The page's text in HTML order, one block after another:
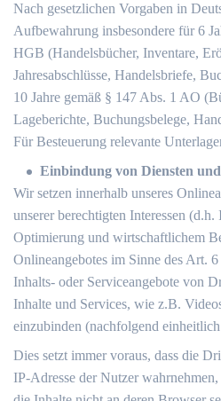
Nach gesetzlichen Vorgaben in
Aufbewahrung insbesondere für 6
HGB (Handelsbücher, Inventare,
Jahresabschlüsse, Handelsbriefe,
10 Jahre gemäß § 147 Abs. 1 AO
Lageberichte, Buchungsbelege,
Für Besteuerung relevante
Einbindung von Diensten
Wir setzen innerhalb unseres
unserer berechtigten Interessen (d.h.
Optimierung und wirtschaftlichem
Onlineangebotes im Sinne des Art.
Inhalts- oder Serviceangebote von
Inhalte und Services, wie z.B.
einzubinden (nachfolgend
Dies setzt immer voraus, dass die
IP-Adresse der Nutzer